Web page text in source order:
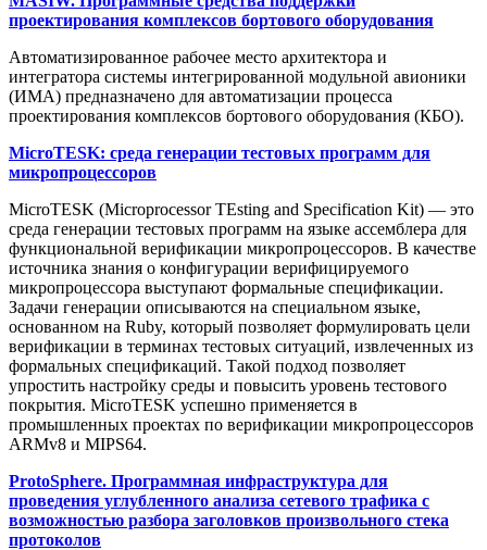
проектирования комплексов бортового оборудования
Автоматизированное рабочее место архитектора и
интегратора системы интегрированной модульной авионики
(ИМА) предназначено для автоматизации процесса
проектирования комплексов бортового оборудования (КБО).
MicroTESK: среда генерации тестовых программ для
микропроцессоров
MicroTESK (Microprocessor TEsting and Specification Kit) — это
среда генерации тестовых программ на языке ассемблера для
функциональной верификации микропроцессоров. В качестве
источника знания о конфигурации верифицируемого
микропроцессора выступают формальные спецификации.
Задачи генерации описываются на специальном языке,
основанном на Ruby, который позволяет формулировать цели
верификации в терминах тестовых ситуаций, извлеченных из
формальных спецификаций. Такой подход позволяет
упростить настройку среды и повысить уровень тестового
покрытия. MicroTESK успешно применяется в
промышленных проектах по верификации микропроцессоров
ARMv8 и MIPS64.
ProtoSphere. Программная инфраструктура для
проведения углубленного анализа сетевого трафика с
возможностью разбора заголовков произвольного стека
протоколов